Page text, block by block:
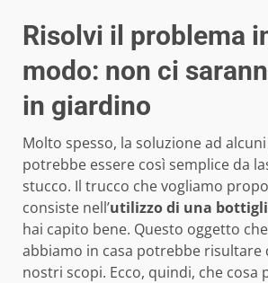
Risolvi il problema
modo: non ci
in giardino
Molto spesso, la soluzione ad
potrebbe essere così semplice da
stucco. Il trucco che vogliamo
consiste nell’utilizzo di una
hai capito bene. Questo oggetto
abbiamo in casa potrebbe risultare
nostri scopi. Ecco, quindi, che cosa